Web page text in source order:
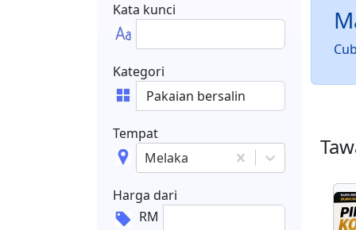
Kata kunci
Kategori
Tempat
Melaka
Harga dari
RM